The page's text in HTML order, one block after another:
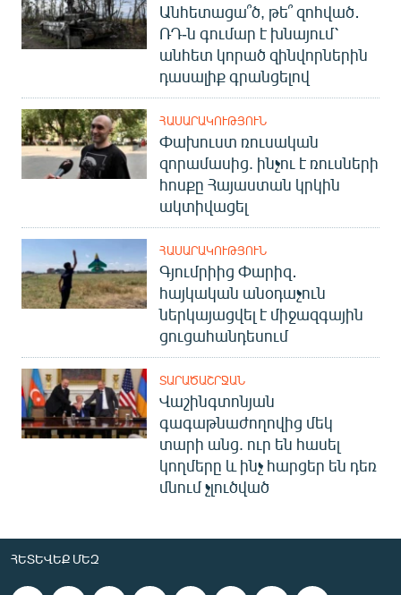
Անհետացա՞ծ, թե՞ զոհված․
ՌԴ-ն գումար է խնայում՝
անհետ կորած զինվորներին
դասալիք գրանցելով
ՀԱՍԱՐԱԿՈՒԹՅՈՒՆ
Փախուստ ռուսական
զորամասից. ինչու է ռուսների
հոսքը Հայաստան կրկին
ակտիվացել
ՀԱՍԱՐԱԿՈՒԹՅՈՒՆ
Գյումրիից Փարիզ․
հայկական անօդաչուն
ներկայացվել է միջազգային
ցուցահանդեսում
ՏԱՐԱԾԱՇՐՋԱՆ
Վաշինգտոնյան
գագաթնաժողովից մեկ
տարի անց. ուր են հասել
կողմերը և ինչ հարցեր են դեռ
մնում չլուծված
ՀԵՏԵՎԵՔ ՄԵԶ